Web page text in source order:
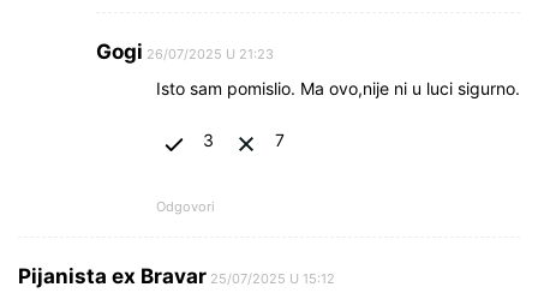
Gogi 26/07/2025 U 21:23
Isto sam pomislio. Ma ovo,nije ni u luci sigurno.
3 7
Odgovori
Pijanista ex Bravar 25/07/2025 U 15:12